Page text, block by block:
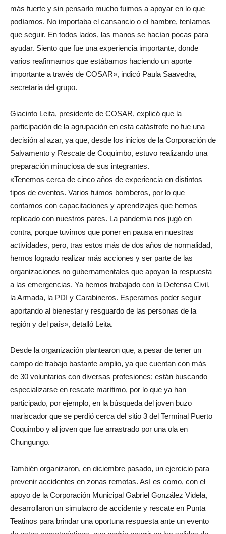
más fuerte y sin pensarlo mucho fuimos a apoyar en lo que
podíamos. No importaba el cansancio o el hambre, teníamos
que seguir. En todos lados, las manos se hacían pocas para
ayudar. Siento que fue una experiencia importante, donde
varios reafirmamos que estábamos haciendo un aporte
importante a través de COSAR», indicó Paula Saavedra,
secretaria del grupo.
Giacinto Leita, presidente de COSAR, explicó que la
participación de la agrupación en esta catástrofe no fue una
decisión al azar, ya que, desde los inicios de la Corporación de
Salvamento y Rescate de Coquimbo, estuvo realizando una
preparación minuciosa de sus integrantes.
«Tenemos cerca de cinco años de experiencia en distintos
tipos de eventos. Varios fuimos bomberos, por lo que
contamos con capacitaciones y aprendizajes que hemos
replicado con nuestros pares. La pandemia nos jugó en
contra, porque tuvimos que poner en pausa en nuestras
actividades, pero, tras estos más de dos años de normalidad,
hemos logrado realizar más acciones y ser parte de las
organizaciones no gubernamentales que apoyan la respuesta
a las emergencias. Ya hemos trabajado con la Defensa Civil,
la Armada, la PDI y Carabineros. Esperamos poder seguir
aportando al bienestar y resguardo de las personas de la
región y del país», detalló Leita.
Desde la organización plantearon que, a pesar de tener un
campo de trabajo bastante amplio, ya que cuentan con más
de 30 voluntarios con diversas profesiones; están buscando
especializarse en rescate marítimo, por lo que ya han
participado, por ejemplo, en la búsqueda del joven buzo
mariscador que se perdió cerca del sitio 3 del Terminal Puerto
Coquimbo y al joven que fue arrastrado por una ola en
Chungungo.
También organizaron, en diciembre pasado, un ejercicio para
prevenir accidentes en zonas remotas. Así es como, con el
apoyo de la Corporación Municipal Gabriel González Videla,
desarrollaron un simulacro de accidente y rescate en Punta
Teatinos para brindar una oportuna respuesta ante un evento